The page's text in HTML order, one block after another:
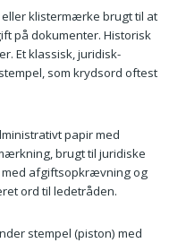
klistermærke brugt til at
på dokumenter. Historisk
Et klassisk, juridisk-
som krydsord oftest
papir med
brugt til juridiske
med afgiftsopkrævning og
ord til ledetråden.
stempel (piston) med